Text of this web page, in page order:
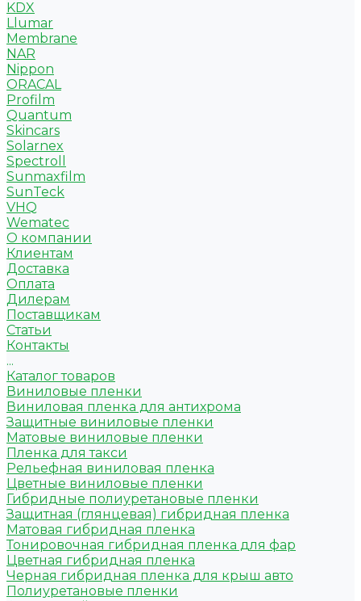
KDX
Llumar
Membrane
NAR
Nippon
ORACAL
Profilm
Quantum
Skincars
Solarnex
Spectroll
Sunmaxfilm
SunTeck
VHQ
Wematec
О компании
Клиентам
Доставка
Оплата
Дилерам
Поставщикам
Статьи
Контакты
...
Каталог товаров
Виниловые пленки
Виниловая пленка для антихрома
Защитные виниловые пленки
Матовые виниловые пленки
Пленка для такси
Рельефная виниловая пленка
Цветные виниловые пленки
Гибридные полиуретановые пленки
Защитная (глянцевая) гибридная пленка
Матовая гибридная пленка
Тонировочная гибридная пленка для фар
Цветная гибридная пленка
Черная гибридная пленка для крыш авто
Полиуретановые пленки